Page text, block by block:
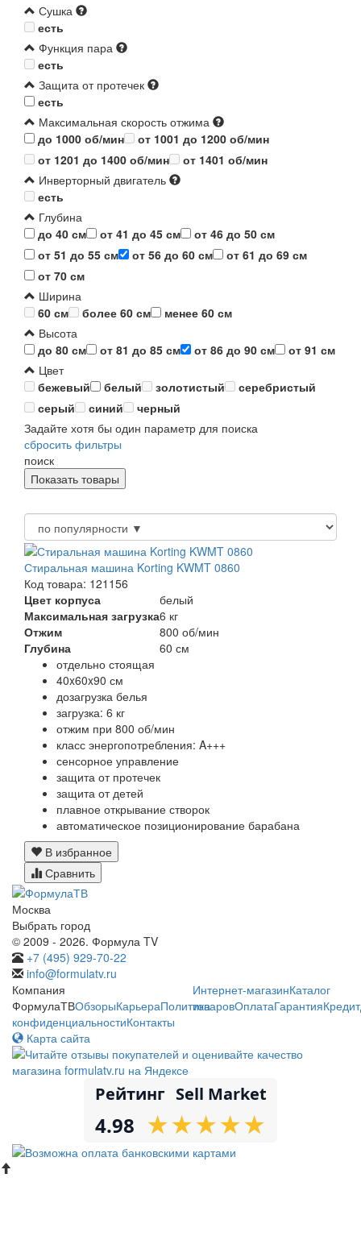
Сушка
есть
Функция пара
есть
Защита от протечек
есть
Максимальная скорость отжима
до 1000 об/мин
от 1001 до 1200 об/мин
от 1201 до 1400 об/мин
от 1401 об/мин
Инверторный двигатель
есть
Глубина
до 40 см
от 41 до 45 см
от 46 до 50 см
от 51 до 55 см
от 56 до 60 см
от 61 до 69 см
от 70 см
Ширина
60 см
более 60 см
менее 60 см
Высота
до 80 см
от 81 до 85 см от 86 до 90 см
от 91 см
Цвет
бежевый
белый золотистый
серебристый
серый
синий
черный
Задайте хотя бы один параметр для поиска
сбросить фильтры
поиск
Стиральная машина Korting KWMT 0860
Код товара: 121156
Цвет корпуса
белый
Максимальная загрузка6 кг
Отжим
800 об/мин
Глубина
60 см
отдельно стоящая
40x60x90 см
дозагрузка белья
загрузка: 6 кг
отжим при 800 об/мин
класс энергопотребления: A+++
сенсорное управление
защита от протечек
защита от детей
плавное открывание створок
автоматическое позиционирование барабана
В избранное
Сравнить
Москва
Выбрать город
© 2009 - 2026. Формула TV
+7 (495) 929-70-22
info@formulatv.ru
Компания
ФормулаТВОбзорыКарьераПолитика
конфиденциальностиКонтакты
Интернет-магазинКаталог
товаровОплатаГарантияКредит
Карта сайта
Рейтинг Sell Market
4.98 ★
★★
★★
★★
★★
★